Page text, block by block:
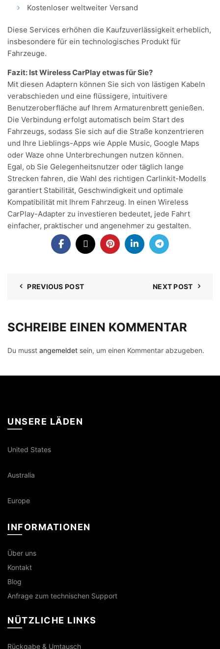
Kostenloser weltweiter Versand
Diese Services erhöhen die Kaufzuverlässigkeit erheblich,
insbesondere für ein technologisches Produkt für
Fahrzeuge.
Fazit: Ist Wireless CarPlay etwas für Sie?
Mit diesen Adaptern können Sie sich von lästigen Kabeln
verabschieden und eine flüssigere, intuitivere
Benutzeroberfläche auf Ihrem Armaturenbrett genießen.
Die Verbindung erfolgt automatisch beim Start des
Fahrzeugs, sodass Sie sich auf die Straße konzentrieren
und Ihre Lieblings-Apps wie Apple Music, Google Maps
oder Waze ohne Unterbrechungen nutzen können.
Egal, ob Sie Gelegenheitsnutzer oder täglich lange
Strecken fahren, die Wahl des richtigen Carlinkit-Modells
garantiert Stabilität, Geschwindigkeit und optimale
Kompatibilität mit Ihrem Fahrzeug. In einen Wireless
CarPlay-Adapter zu investieren bedeutet, jede Fahrt
einfacher, praktischer und angenehmer zu gestalten.
PREVIOUS POST NEXT POST
SCHREIBE EINEN KOMMENTAR
Du musst angemeldet sein, um einen Kommentar abzugeben.
UNSERE LÄDEN
United States
Australia
Europe
INFORMATIONEN
Über uns
Kontakt
Blog
Anfrage zum technischen Support
NÜTZLICHE LINKS
Rückgabe & Umtausch